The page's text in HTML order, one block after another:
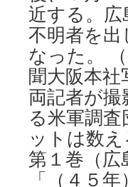
近する。
不明者を
なった。
聞大阪本
両記者が
る米軍調
ットは数
第１巻（
「（４５